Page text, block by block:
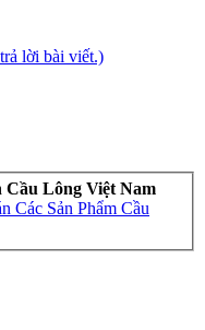
lời bài viết.)
Lông Việt Nam
Các Sản Phẩm Cầu